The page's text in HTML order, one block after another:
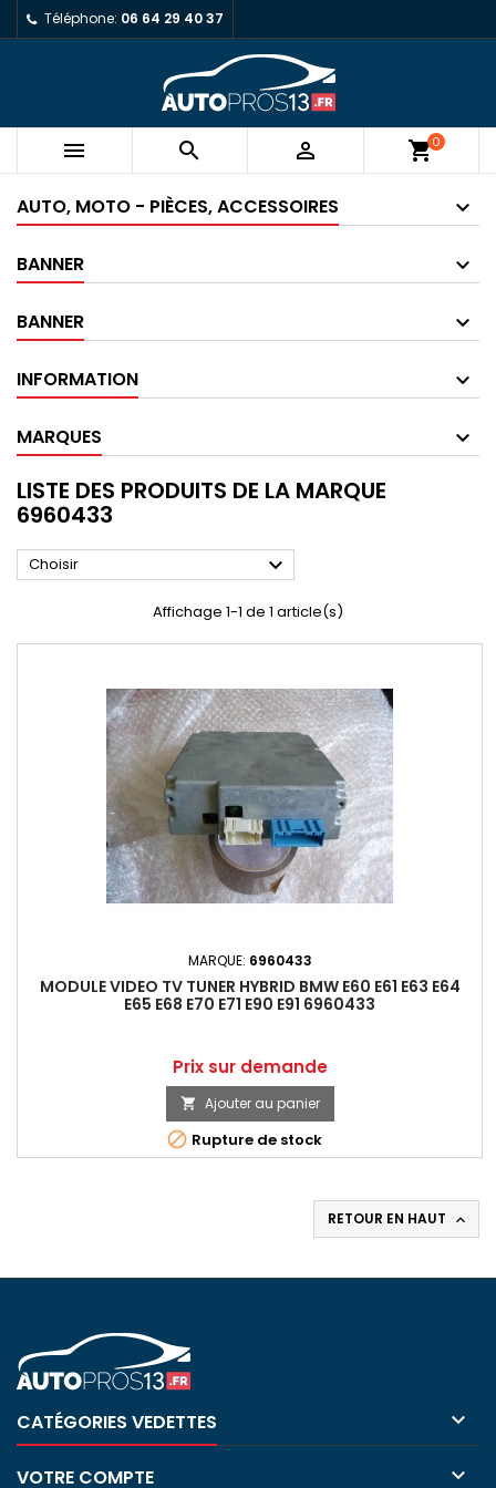
Téléphone: 06 64 29 40 37
   shopping_cart0
AUTO, MOTO - PIÈCES, ACCESSOIRES
BANNER
BANNER
INFORMATION
MARQUES
LISTE DES PRODUITS DE LA MARQUE
6960433
Choisir 
Affichage 1-1 de 1 article(s)
MARQUE: 6960433
MODULE VIDEO TV TUNER HYBRID BMW E60 E61 E63 E64
E65 E68 E70 E71 E90 E91 6960433
Prix
Prix sur demande
 Ajouter au panier
 Rupture de stock
RETOUR EN HAUT 
CATÉGORIES VEDETTES 
VOTRE COMPTE 